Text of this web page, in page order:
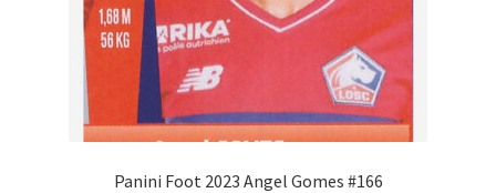
Panini Foot 2023 Angel Gomes #166